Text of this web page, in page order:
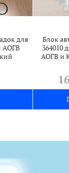
для
АОГВ
Блок
364010
АОГВ и